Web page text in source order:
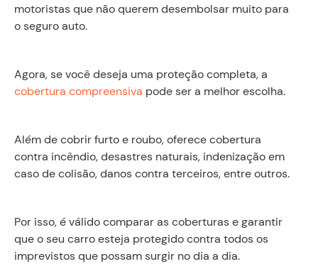
motoristas que não querem desembolsar muito para
o seguro auto.
Agora, se você deseja uma proteção completa, a
cobertura compreensiva pode ser a melhor escolha.
Além de cobrir furto e roubo, oferece cobertura
contra incêndio, desastres naturais, indenização em
caso de colisão, danos contra terceiros, entre outros.
Por isso, é válido comparar as coberturas e garantir
que o seu carro esteja protegido contra todos os
imprevistos que possam surgir no dia a dia.